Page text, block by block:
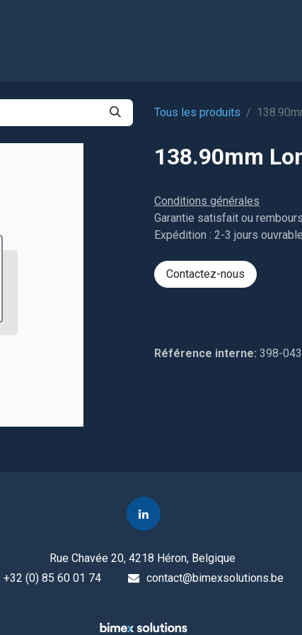
Tous les produits
138.90mm
Conditions générales
Garantie satisfait ou
Expédition : 2-3 jours
Contactez-nous
Référence interne: 398-
Rue Chavée 20, 4218 Héron, Belgique
+32 (0) 85 60 01 74
contact@bimexsolutions.be